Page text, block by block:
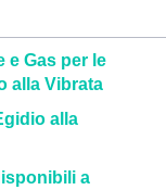
e Gas per le
alla Vibrata
alla
a